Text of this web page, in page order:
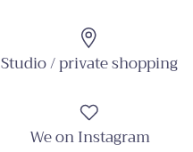
Studio / private shopping
We on Instagram